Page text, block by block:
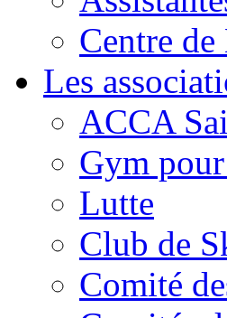
Centre
Les
ACCA
Gym
Lutte
Club de
Comité